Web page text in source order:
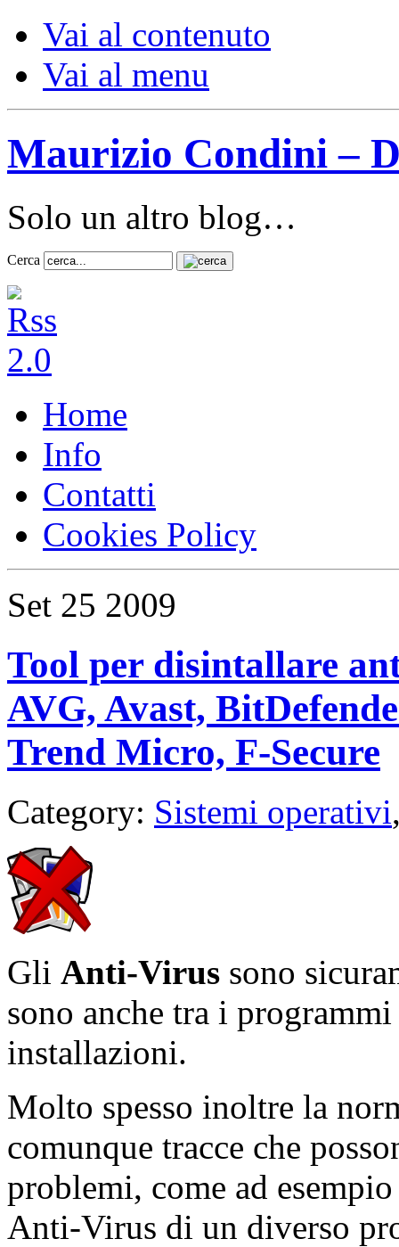
Vai al contenuto
Vai al menu
Maurizio Condini –
Solo un altro blog…
Cerca
Home
Info
Contatti
Cookies Policy
Set 25 2009
Tool per disintallare
AVG, Avast,
Trend Micro, F-Secure
Category: Sistemi operativi
Gli Anti-Virus sono
sono anche tra i
installazioni.
Molto spesso inoltre la
comunque tracce che
problemi, come ad
Anti-Virus di un diverso